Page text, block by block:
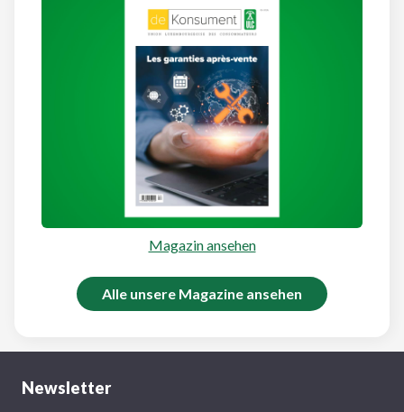
Magazin ansehen
Alle unsere Magazine ansehen
Newsletter